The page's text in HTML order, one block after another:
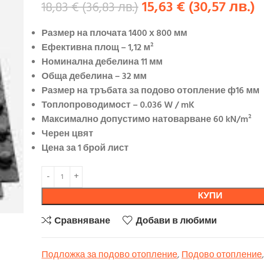
18,83€(36,83лв.)15,63€ (30,57лв.)
Размер на плочата 1400 х 800 мм
Ефективна площ – 1,12 м²
Номинална дебелина 11 мм
Обща дебелина – 32мм
Размер на тръбата за подово отопление ф16 мм
Топлопроводимост – 0.036W / mK
Максимално допустимо натоварване60 kN/m²
Черен цвят
Цена за 1 брой лист
КУПИ
Сравняване
Добави в любими
Подложка за подово отопление,Подово отопление,